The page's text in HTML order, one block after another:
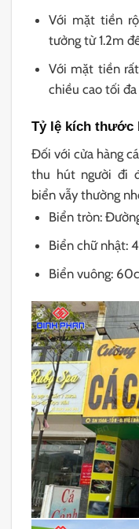
Với mặt tiền
tưởng từ 1.2m
Với mặt tiền
chiều cao tối
Tỷ lệ kích thước
Đối với cửa hàng
thu hút người đi
biển vẫy thường
Biển tròn:
Biển chữ nhật:
Biển vuông: